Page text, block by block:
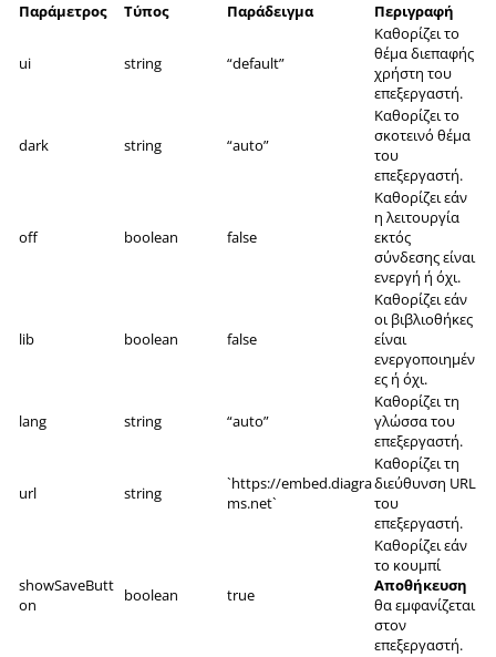
Παράμετρος Τύπος Παράδειγμα Περιγραφή
ui string “default”
Καθορίζει το
θέμα διεπαφής
χρήστη του
επεξεργαστή.
dark string “auto”
Καθορίζει το
σκοτεινό θέμα
του
επεξεργαστή.
off boolean false
Καθορίζει εάν
η λειτουργία
εκτός
σύνδεσης είναι
ενεργή ή όχι.
lib boolean false
Καθορίζει εάν
οι βιβλιοθήκες
είναι
ενεργοποιημέν
ες ή όχι.
lang string “auto”
Καθορίζει τη
γλώσσα του
επεξεργαστή.
url string
`https://embed.diagra
ms.net`
Καθορίζει τη
διεύθυνση URL
του
επεξεργαστή.
showSaveButt
on
boolean true
Καθορίζει εάν
το κουμπί
Αποθήκευση
θα εμφανίζεται
στον
επεξεργαστή.